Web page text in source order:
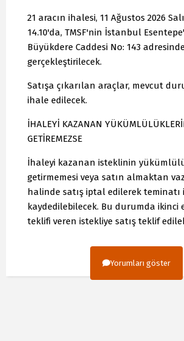
21 aracın ihalesi, 11 Ağustos 2026
14.10'da, TMSF'nin İstanbul
Büyükdere Caddesi No: 143
gerçekleştirilecek.
Satışa çıkarılan araçlar, mevcut
ihale edilecek.
İHALEYİ KAZANAN
GETİREMEZSE
İhaleyi kazanan isteklinin
getirmemesi veya satın almaktan
halinde satış iptal edilerek teminatı
kaydedilebilecek. Bu durumda ikinci
teklifi veren istekliye satış teklif
Yorumları göster